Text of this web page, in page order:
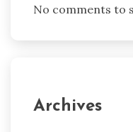
No comments to
Archives